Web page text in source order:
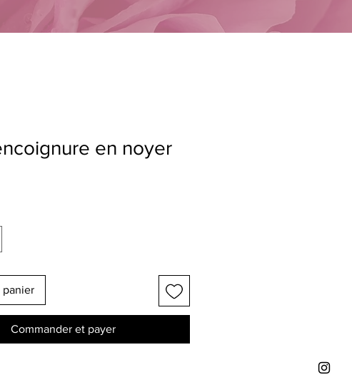
en noyer
panier
Commander et payer